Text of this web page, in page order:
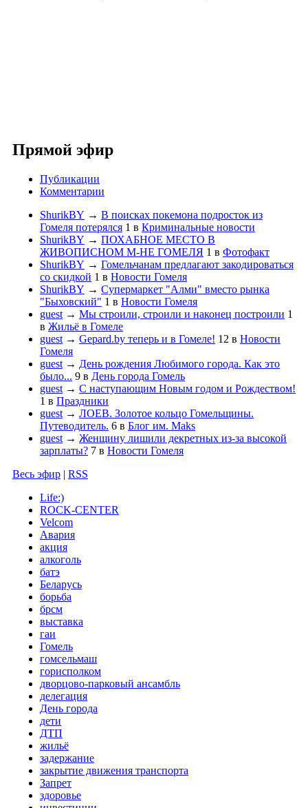
Прямой эфир
Публикации
Комментарии
ShurikBY → В поисках покемона подросток из
Гомеля потерялся 1 в Криминальные новости
ShurikBY → ПОХАБНОЕ МЕСТО В
ЖИВОПИСНОМ М-НЕ ГОМЕЛЯ 1 в Фотофакт
ShurikBY → Гомельчанам предлагают закодироваться
со скидкой 1 в Новости Гомеля
ShurikBY → Супермаркет "Алми" вместо рынка
"Быховский" 1 в Новости Гомеля
guest → Мы строили, строили и наконец построили 1
в Жильё в Гомеле
guest → Gepard.by теперь и в Гомеле! 12 в Новости
Гомеля
guest → День рождения Любимого города. Как это
было... 9 в День города Гомель
guest → С наступающим Новым годом и Рождеством!
1 в Праздники
guest → ЛОЕВ. Золотое кольцо Гомельщины.
Путеводитель. 6 в Блог им. Maks
guest → Женщину лишили декретных из-за высокой
зарплаты? 7 в Новости Гомеля
Весь эфир | RSS
Life:)
ROCK-CENTER
Velcom
Авария
акция
алкоголь
батэ
Беларусь
борьба
брсм
выставка
гаи
Гомель
гомсельмаш
горисполком
дворцово-парковый ансамбль
делегация
День города
дети
ДТП
жильё
задержание
закрытие движения транспорта
Запрет
здоровье